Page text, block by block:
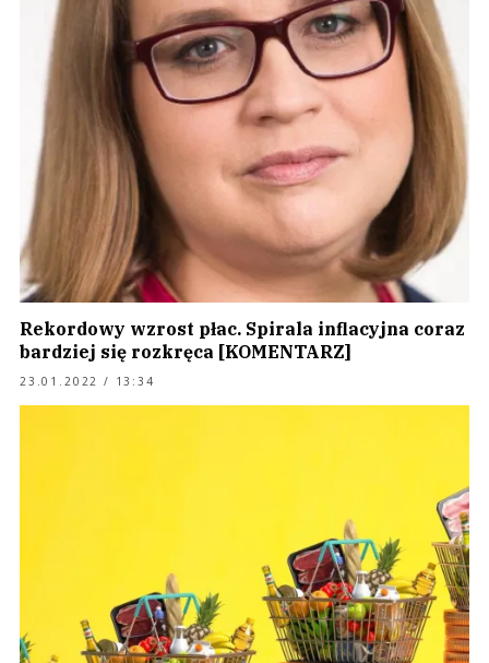
Rekordowy wzrost płac. Spirala inflacyjna coraz
bardziej się rozkręca [KOMENTARZ]
23.01.2022 / 13:34